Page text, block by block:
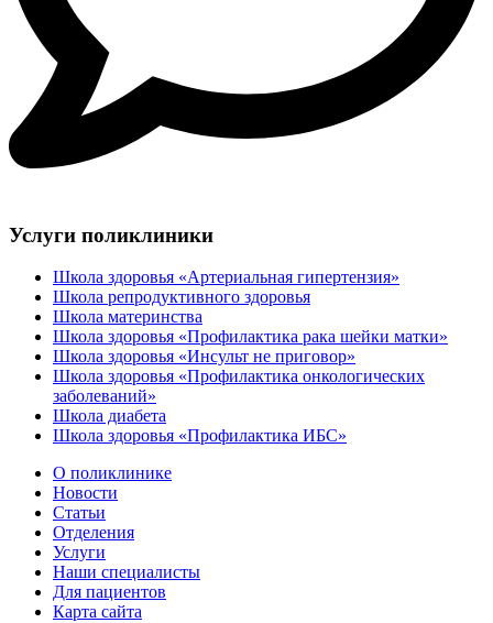
Услуги поликлиники
Школа здоровья «Артериальная гипертензия»
Школа репродуктивного здоровья
Школа материнства
Школа здоровья «Профилактика рака шейки матки»
Школа здоровья «Инсульт не приговор»
Школа здоровья «Профилактика онкологических
заболеваний»
Школа диабета
Школа здоровья «Профилактика ИБС»
О поликлинике
Новости
Статьи
Отделения
Услуги
Наши специалисты
Для пациентов
Карта сайта